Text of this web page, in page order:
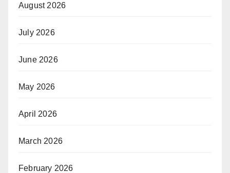
August 2026
July 2026
June 2026
May 2026
April 2026
March 2026
February 2026